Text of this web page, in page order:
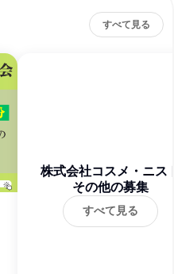
すべて見る
株式会社コスメ・ニス
その他の募集
すべて見る